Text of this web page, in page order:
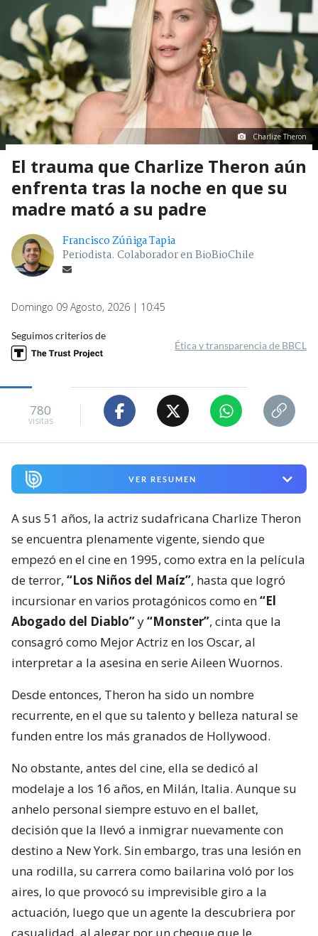
Charlize Theron
El trauma que Charlize Theron aún
enfrenta tras la noche en que su
madre mató a su padre
Francisco Zúñiga Tapia
Periodista. Colaborador en BioBioChile
Domingo 09 Agosto, 2026 | 10:45
Seguimos criterios de
Ética y transparencia de BBCL
780
visitas
VER RESUMEN
A sus 51 años, la actriz sudafricana Charlize Theron
se encuentra plenamente vigente, siendo que
empezó en el cine en 1995, como extra en la película
de terror, “Los Niños del Maíz”, hasta que logró
incursionar en varios protagónicos como en“El
Abogado del Diablo”y“Monster”, cinta que la
consagró como Mejor Actriz en los Oscar, al
interpretar a la asesina en serie Aileen Wuornos.
Desde entonces, Theron ha sido un nombre
recurrente, en el que su talento y belleza natural se
funden entre los más granados de Hollywood.
No obstante, antes del cine, ella se dedicó al
modelaje a los 16 años, en Milán, Italia. Aunque su
anhelo personal siempre estuvo en el ballet,
decisión que la llevó a inmigrar nuevamente con
destino a New York. Sin embargo, tras una lesión en
una rodilla, su carrera como bailarina voló por los
aires, lo que provocó su imprevisible giro a la
actuación, luego que un agente la descubriera por